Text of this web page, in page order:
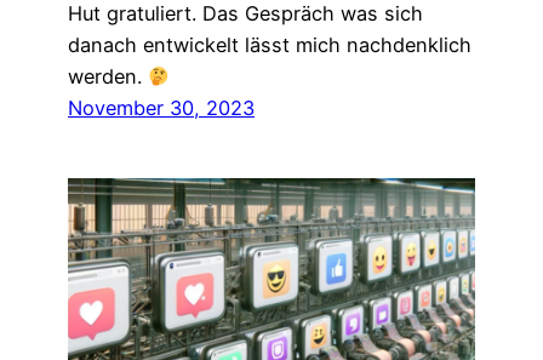
Hut gratuliert. Das Gespräch was sich
danach entwickelt lässt mich nachdenklich
werden.
November 30, 2023